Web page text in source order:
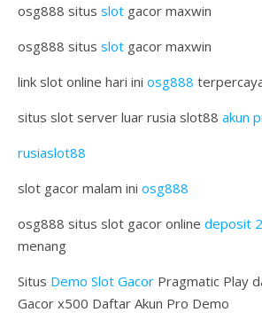
osg888 situs slot gacor maxwin
osg888 situs slot gacor maxwin
link slot online hari ini osg888
situs slot server luar rusia slot88 akun
rusiaslot88
slot gacor malam ini osg888
osg888 situs slot gacor online deposit
menang
Situs Demo Slot Gacor Pragmatic Play
Gacor x500 Daftar Akun Pro Demo